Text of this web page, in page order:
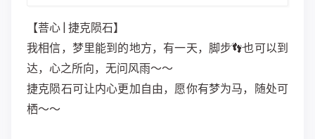
【菩心 | 捷克陨石】
我相信，梦里能到的地方，有一天，脚步👣也可以到
达，心之所向，无问风雨～～
捷克陨石可让内心更加自由，愿你有梦为马，随处可
栖～～